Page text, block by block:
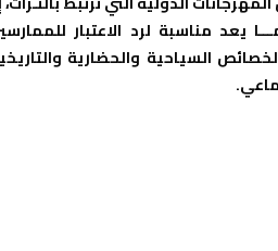
يعد مناسبة لرد الاعتبار
السياحية والحضارية